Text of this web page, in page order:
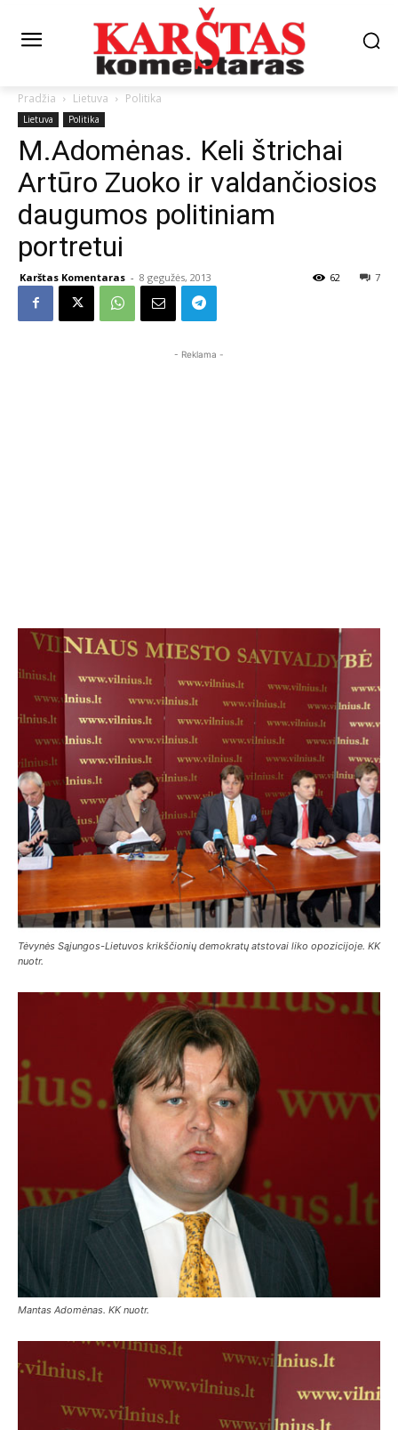
Pradžia Lietuva Politika
Lietuva Politika
M.Adomėnas. Keli štrichai
Artūro Zuoko ir valdančiosios
daugumos politiniam
portretui
Karštas Komentaras - 8 gegužės, 2013 7
62
- Reklama -
Tėvynės Sąjungos-Lietuvos krikščionių demokratų atstovai liko opozicijoje. KK
nuotr.
Mantas Adomėnas. KK nuotr.